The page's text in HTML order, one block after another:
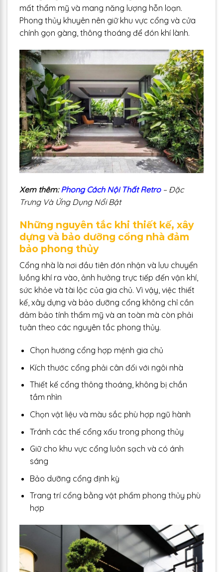
mất thẩm mỹ và mang năng lượng hỗn loạn.
Phong thủy khuyên nên giữ khu vực cổng và cửa
chính gọn gàng, thông thoáng để đón khí lành.
Xem thêm: Phong Cách Nội Thất Retro– Đặc
Trưng Và Ứng Dụng Nổi Bật
Những nguyên tắc khi thiết kế, xây
dựng và bảo dưỡng cổng nhà đảm
bảo phong thủy
Cổng nhà là nơi đầu tiên đón nhận và lưu chuyển
luồng khí ra vào, ảnh hưởng trực tiếp đến vận khí,
sức khỏe và tài lộc của gia chủ. Vì vậy, việc thiết
kế, xây dựng và bảo dưỡng cổng không chỉ cần
đảm bảo tính thẩm mỹ và an toàn mà còn phải
tuân theo các nguyên tắc phong thủy.
Chọn hướng cổng hợp mệnh gia chủ
Kích thước cổng phải cân đối với ngôi nhà
Thiết kế cổng thông thoáng, không bị chắn
tầm nhìn
Chọn vật liệu và màu sắc phù hợp ngũ hành
Tránh các thế cổng xấu trong phong thủy
Giữ cho khu vực cổng luôn sạch và có ánh
sáng
Bảo dưỡng cổng định kỳ
Trang trí cổng bằng vật phẩm phong thủy phù
hợp